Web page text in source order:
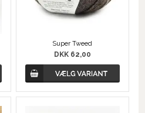
Super Tweed
DKK 62,00